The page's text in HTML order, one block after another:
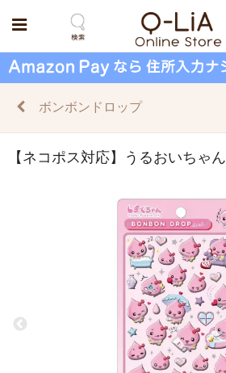
ボンボンドロップ
【ネコポス対応】うるおいちゃん